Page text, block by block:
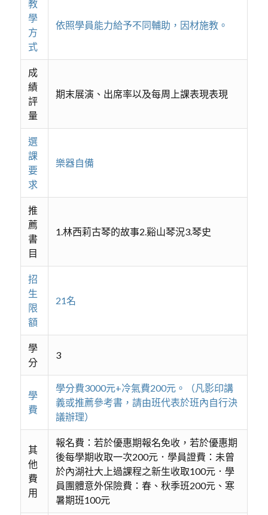
教
學
方
式
依照學員能力給予不同輔助，因材施教。
成
績
評
量
期末展演、出席率以及每周上課表現表現
選
課
要
求
樂器自備
推
薦
書
目
1.林西莉古琴的故事2.谿山琴況3.琴史
招
生
限
額
21名
學
分
3
學
費
學分費3000元+冷氣費200元。（凡影印講
義或推薦參考書，請由班代表於班內自行決
議辦理）
其
他
費
用
報名費：若於優惠期報名免收，若於優惠期
後每學期收取一次200元．學員證費：未曾
於內湖社大上過課程之新生收取100元．學
員團體意外保險費：春、秋季班200元、寒
暑期班100元